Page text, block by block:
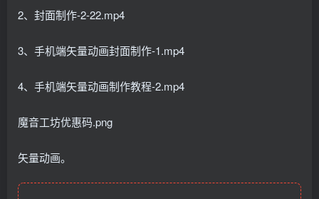
2、封面制作-2-22.mp4
3、手机端矢量动画封面制作-1.mp4
4、手机端矢量动画制作教程-2.mp4
魔音工坊优惠码.png
矢量动画。